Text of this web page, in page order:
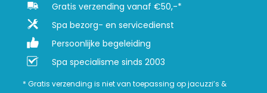
Gratis verzending vanaf €50,-*
Spa bezorg- en servicedienst
Persoonlijke begeleiding
Spa specialisme sinds 2003
* Gratis verzending is niet van toepassing op jacuzzi’s &